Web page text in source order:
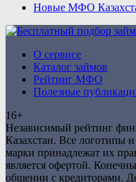
Новые МФО
Бесплатный
Казахстане
О сервисе
Каталог займов
Рейтинг МФО
Полезные
16+
Независимый рейтинг
Казахстан. Все логотипы
марки принадлежат их
является офертой.
общении с кредиторами.